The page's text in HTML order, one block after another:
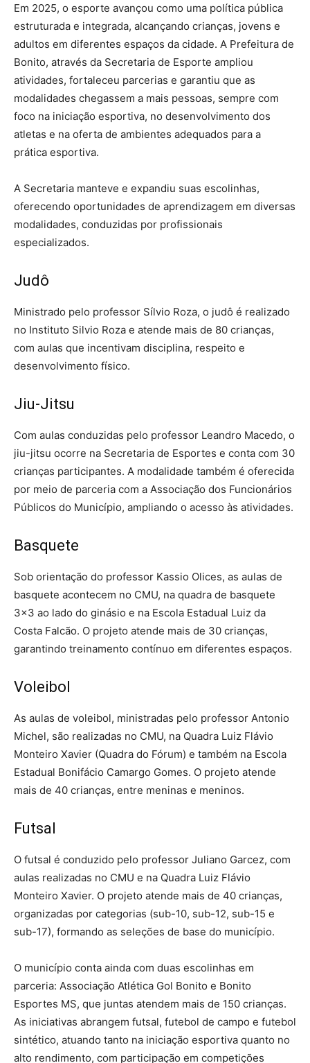
Em 2025, o esporte avançou como uma política pública
estruturada e integrada, alcançando crianças, jovens e
adultos em diferentes espaços da cidade. A Prefeitura de
Bonito, através da Secretaria de Esporte ampliou
atividades, fortaleceu parcerias e garantiu que as
modalidades chegassem a mais pessoas, sempre com
foco na iniciação esportiva, no desenvolvimento dos
atletas e na oferta de ambientes adequados para a
prática esportiva.
A Secretaria manteve e expandiu suas escolinhas,
oferecendo oportunidades de aprendizagem em diversas
modalidades, conduzidas por profissionais
especializados.
Judô
Ministrado pelo professor Sílvio Roza, o judô é realizado
no Instituto Silvio Roza e atende mais de 80 crianças,
com aulas que incentivam disciplina, respeito e
desenvolvimento físico.
Jiu-Jitsu
Com aulas conduzidas pelo professor Leandro Macedo, o
jiu-jitsu ocorre na Secretaria de Esportes e conta com 30
crianças participantes. A modalidade também é oferecida
por meio de parceria com a Associação dos Funcionários
Públicos do Município, ampliando o acesso às atividades.
Basquete
Sob orientação do professor Kassio Olices, as aulas de
basquete acontecem no CMU, na quadra de basquete
3×3 ao lado do ginásio e na Escola Estadual Luiz da
Costa Falcão. O projeto atende mais de 30 crianças,
garantindo treinamento contínuo em diferentes espaços.
Voleibol
As aulas de voleibol, ministradas pelo professor Antonio
Michel, são realizadas no CMU, na Quadra Luiz Flávio
Monteiro Xavier (Quadra do Fórum) e também na Escola
Estadual Bonifácio Camargo Gomes. O projeto atende
mais de 40 crianças, entre meninas e meninos.
Futsal
O futsal é conduzido pelo professor Juliano Garcez, com
aulas realizadas no CMU e na Quadra Luiz Flávio
Monteiro Xavier. O projeto atende mais de 40 crianças,
organizadas por categorias (sub-10, sub-12, sub-15 e
sub-17), formando as seleções de base do município.
O município conta ainda com duas escolinhas em
parceria: Associação Atlética Gol Bonito e Bonito
Esportes MS, que juntas atendem mais de 150 crianças.
As iniciativas abrangem futsal, futebol de campo e futebol
sintético, atuando tanto na iniciação esportiva quanto no
alto rendimento, com participação em competições